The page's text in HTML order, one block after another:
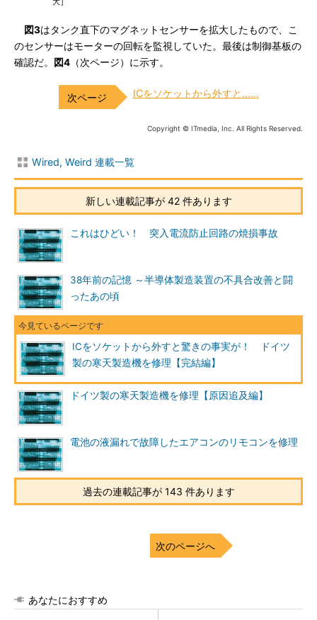
図3はタンク直下のマグネットセンサーを拡大したもので、こ
のセンサーはモーターの回転を監視していた。最後は制御基板の
確認だ。
図4 （次ページ）に示す。
ICをソケットから外すと……
Copyright © ITmedia, Inc. All Rights Reserved.
Wired, Weird 連載一覧
新しい連載記事が 42 件あります
これはひどい！ 突入電流防止回路の焼損事故
38年前の記憶 ～半導体製造装置の不具合改善と闘
ったあの頃
ICをソケットから外すと驚きの事実が！ ドイツ
製の寒天製造機を修理【完結編】
ドイツ製の寒天製造機を修理【原因追及編】
電池の液漏れで故障したエアコンのリモコンを修理
過去の連載記事が 143 件あります
次のページへ
あなたにおすすめ